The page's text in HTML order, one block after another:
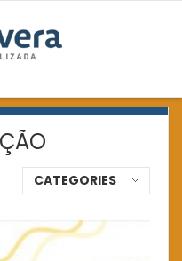
CATEGORIES